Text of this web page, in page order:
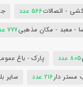
- اتصالات566 عدد
- معبد - مکان مذهبی777 عدد
805 عدد پارک - باغ
مستر دار216 عدد سایر